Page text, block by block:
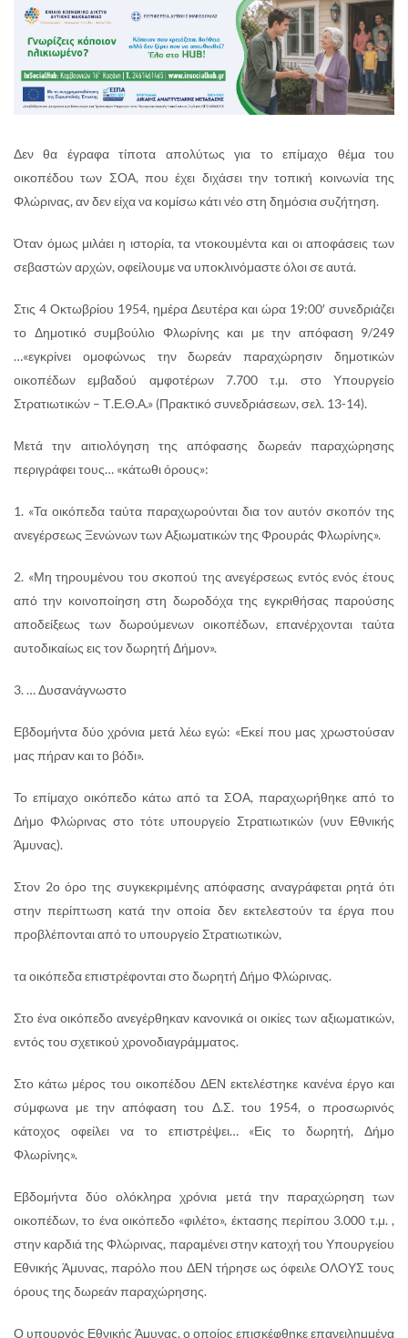
Δεν θα έγραφα τίποτα απολύτως για το επίμαχο θέμα του
οικοπέδου των ΣΟΑ, που έχει διχάσει την τοπική κοινωνία της
Φλώρινας, αν δεν είχα να κομίσω κάτι νέο στη δημόσια συζήτηση.
Όταν όμως μιλάει η ιστορία, τα ντοκουμέντα και οι αποφάσεις των
σεβαστών αρχών, οφείλουμε να υποκλινόμαστε όλοι σε αυτά.
Στις 4 Οκτωβρίου 1954, ημέρα Δευτέρα και ώρα 19:00′ συνεδριάζει
το Δημοτικό συμβούλιο Φλωρίνης και με την απόφαση 9/249
…«εγκρίνει ομοφώνως την δωρεάν παραχώρησιν δημοτικών
οικοπέδων εμβαδού αμφοτέρων 7.700 τ.μ. στο Υπουργείο
Στρατιωτικών – Τ.Ε.Θ.Α.» (Πρακτικό συνεδριάσεων, σελ. 13-14).
Μετά την αιτιολόγηση της απόφασης δωρεάν παραχώρησης
περιγράφει τους… «κάτωθι όρους»:
1. «Τα οικόπεδα ταύτα παραχωρούνται δια τον αυτόν σκοπόν της
ανεγέρσεως Ξενώνων των Αξιωματικών της Φρουράς Φλωρίνης».
2. «Μη τηρουμένου του σκοπού της ανεγέρσεως εντός ενός έτους
από την κοινοποίηση στη δωροδόχα της εγκριθήσας παρούσης
αποδείξεως των δωρούμενων οικοπέδων, επανέρχονται ταύτα
αυτοδικαίως εις τον δωρητή Δήμον».
3. … Δυσανάγνωστο
Εβδομήντα δύο χρόνια μετά λέω εγώ: «Εκεί που μας χρωστούσαν
μας πήραν και το βόδι».
Το επίμαχο οικόπεδο κάτω από τα ΣΟΑ, παραχωρήθηκε από το
Δήμο Φλώρινας στο τότε υπουργείο Στρατιωτικών (νυν Εθνικής
Άμυνας).
Στον 2ο όρο της συγκεκριμένης απόφασης αναγράφεται ρητά ότι
στην περίπτωση κατά την οποία δεν εκτελεστούν τα έργα που
προβλέπονται από το υπουργείο Στρατιωτικών,
τα οικόπεδα επιστρέφονται στο δωρητή Δήμο Φλώρινας.
Στο ένα οικόπεδο ανεγέρθηκαν κανονικά οι οικίες των αξιωματικών,
εντός του σχετικού χρονοδιαγράμματος.
Στο κάτω μέρος του οικοπέδου ΔΕΝ εκτελέστηκε κανένα έργο και
σύμφωνα με την απόφαση του Δ.Σ. του 1954, ο προσωρινός
κάτοχος οφείλει να το επιστρέψει… «Εις το δωρητή, Δήμο
Φλωρίνης».
Εβδομήντα δύο ολόκληρα χρόνια μετά την παραχώρηση των
οικοπέδων, το ένα οικόπεδο «φιλέτο», έκτασης περίπου 3.000 τ.μ. ,
στην καρδιά της Φλώρινας, παραμένει στην κατοχή του Υπουργείου
Εθνικής Άμυνας, παρόλο που ΔΕΝ τήρησε ως όφειλε ΟΛΟΥΣ τους
όρους της δωρεάν παραχώρησης.
Ο υπουργός Εθνικής Άμυνας, ο οποίος επισκέφθηκε επανειλημμένα